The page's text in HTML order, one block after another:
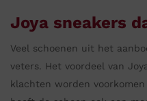
Joya sneakers
Veel schoenen uit het
veters. Het voordeel van
klachten worden